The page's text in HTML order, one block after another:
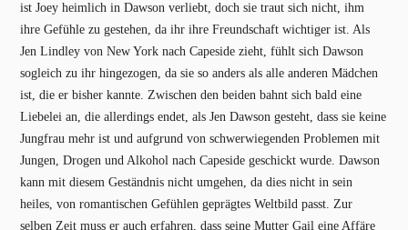
ist Joey heimlich in Dawson verliebt, doch sie traut sich nicht, ihm
ihre Gefühle zu gestehen, da ihr ihre Freundschaft wichtiger ist. Als
Jen Lindley von New York nach Capeside zieht, fühlt sich Dawson
sogleich zu ihr hingezogen, da sie so anders als alle anderen Mädchen
ist, die er bisher kannte. Zwischen den beiden bahnt sich bald eine
Liebelei an, die allerdings endet, als Jen Dawson gesteht, dass sie keine
Jungfrau mehr ist und aufgrund von schwerwiegenden Problemen mit
Jungen, Drogen und Alkohol nach Capeside geschickt wurde. Dawson
kann mit diesem Geständnis nicht umgehen, da dies nicht in sein
heiles, von romantischen Gefühlen geprägtes Weltbild passt. Zur
selben Zeit muss er auch erfahren, dass seine Mutter Gail eine Affäre